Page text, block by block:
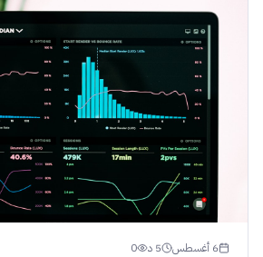
6 أغسطس 5 د 0